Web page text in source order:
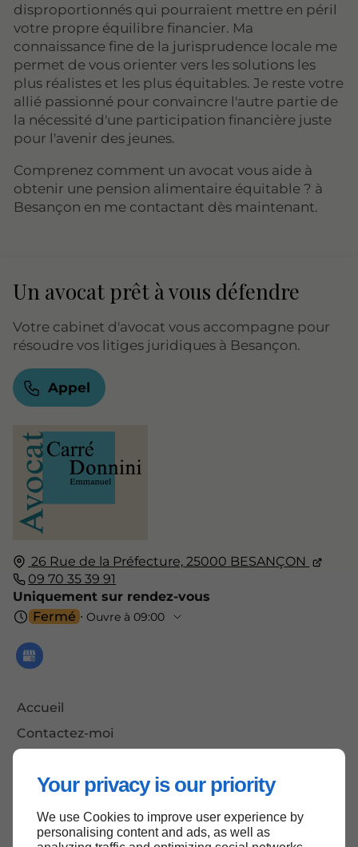
Your privacy is our priority
We use Cookies to improve user experience by
personalising content and ads, as well as
disproportionnés qui pourraient mettre en péril
votre propre équilibre financier. Ma
connaissance fine de la jurisprudence locale me
permet de vous orienter vers les solutions les
plus réalistes et les plus équitables. Je reste votre
allié passionné pour convaincre l'autre partie de
la nécessité d'une participation financière juste
pour l'avenir des jeunes.
Comprenez comment un avocat vous aide à
obtenir une pension alimentaire équitable ? à
Besançon en me contactant dès maintenant.
26 Rue de la Préfecture, 25000 BESANÇON
09 70 35 39 91
Uniquement sur rendez-vous
Fermé ⋅ Ouvre à 09:00
Accueil
Contactez-moi
Plan du site
Un avocat prêt à vous défendre
Votre cabinet d'avocat vous accompagne pour
résoudre vos litiges juridiques à Besançon.
Appel